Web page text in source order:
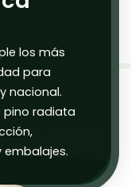
los más
para
nacional.
pino radiata